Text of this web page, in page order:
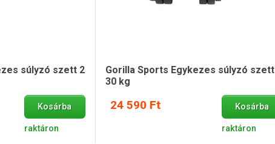
súlyzó szett 2
Kosárba
raktáron
Gorilla Sports Egykezes súlyzó szett
30 kg
24 590 Ft Kosárba
raktáron